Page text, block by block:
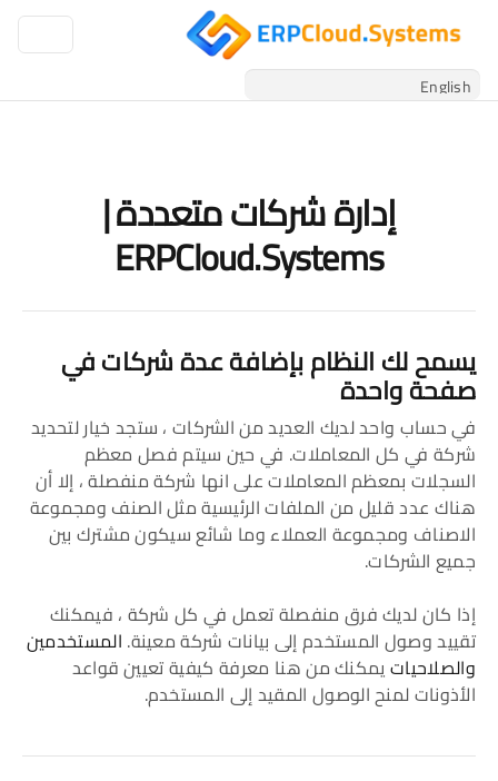
إدارة شركات متعددة |
ERPCloud.Systems
يسمح لك النظام بإضافة عدة شركات في
صفحة واحدة
في حساب واحد لديك العديد من الشركات ، ستجد خيار لتحديد
شركة في كل المعاملات. في حين سيتم فصل معظم
السجلات بمعظم المعاملات على انها شركة منفصلة ، إلا أن
هناك عدد قليل من الملفات الرئيسية مثل الصنف ومجموعة
الاصناف ومجموعة العملاء وما شائع سيكون مشترك بين
جميع الشركات.
إذا كان لديك فرق منفصلة تعمل في كل شركة ، فيمكنك
تقييد وصول المستخدم إلى بيانات شركة معينة. المستخدمين
والصلاحياتيمكنك من هنا معرفة كيفية تعيين قواعد
الأذونات لمنح الوصول المقيد إلى المستخدم.